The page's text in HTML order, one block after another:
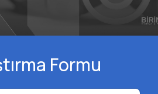
Tescil Sorgula
Formu